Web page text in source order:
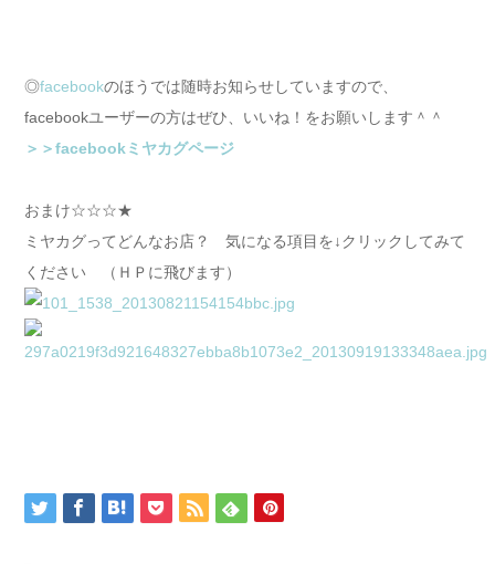
◎facebookのほうでは随時お知らせしていますので、
facebookユーザーの方はぜひ、いいね！をお願いします＾＾
＞＞facebookミヤカグページ
おまけ☆☆☆★
ミヤカグってどんなお店？ 気になる項目を↓クリックしてみて
ください （ＨＰに飛びます）